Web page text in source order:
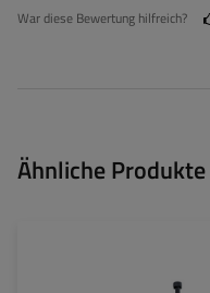
War diese Bewertung hilfreich?
Ähnliche Produkte
250 kg